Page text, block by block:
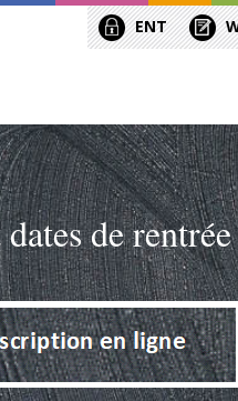
ENT
de